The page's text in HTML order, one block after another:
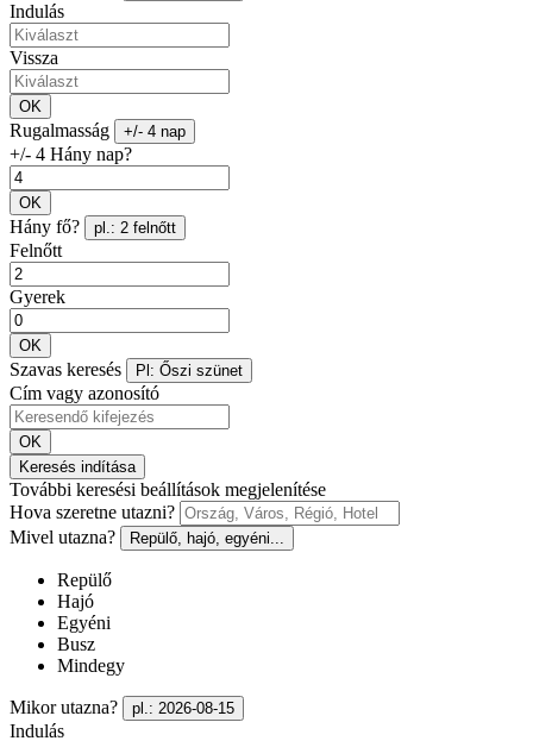
Indulás
Vissza
OK
Rugalmasság +/- 4 nap
+/- 4 Hány nap?
OK
Hány fő? pl.: 2 felnőtt
Felnőtt
Gyerek
OK
Szavas keresés Pl: Őszi szünet
Cím vagy azonosító
OK
Keresés indítása
További keresési beállítások megjelenítése
Hova szeretne utazni?
Mivel utazna?
Repülő, hajó, egyéni...
Repülő
Hajó
Egyéni
Busz
Mindegy
Mikor utazna? pl.: 2026-08-15
Indulás